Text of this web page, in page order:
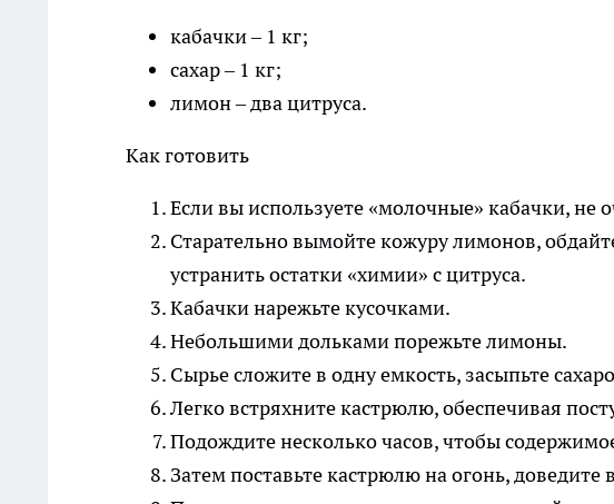
кабачки – 1 кг;
сахар – 1 кг;
лимон – два цитруса.
Как готовить
Если вы используете «молочные» кабачки,
Старательно вымойте кожуру лимонов,
устранить остатки «химии» с цитруса.
Кабачки нарежьте кусочками.
Небольшими дольками порежьте лимоны.
Сырье сложите в одну емкость, засыпьте
Легко встряхните кастрюлю, обеспечивая
Подождите несколько часов, чтобы
Затем поставьте кастрюлю на огонь, доведите